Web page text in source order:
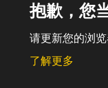
抱歉，您
请更新您的浏
了解更多